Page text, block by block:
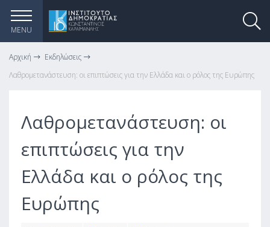
MENU
Αρχική
Εκδηλώσεις
Λαθρομετανάστευση: οι επιπτώσεις για την Ελλάδα και ο ρόλος της Ευρώπης
Λαθρομετανάστευση: οι
επιπτώσεις για την
Ελλάδα και ο ρόλος της
Ευρώπης